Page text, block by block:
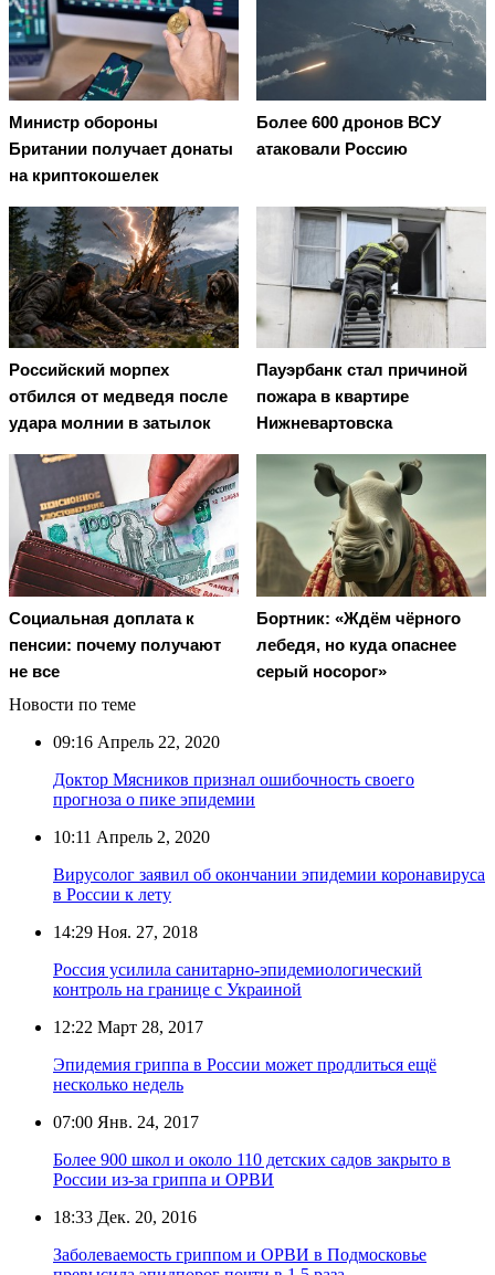
Министр обороны
Британии получает донаты
на криптокошелек
Более 600 дронов ВСУ
атаковали Россию
Российский морпех
отбился от медведя после
удара молнии в затылок
Пауэрбанк стал причиной
пожара в квартире
Нижневартовска
Социальная доплата к
пенсии: почему получают
не все
Бортник: «Ждём чёрного
лебедя, но куда опаснее
серый носорог»
Новости по теме
09:16 Апрель 22, 2020
Доктор Мясников признал ошибочность своего
прогноза о пике эпидемии
10:11 Апрель 2, 2020
Вирусолог заявил об окончании эпидемии коронавируса
в России к лету
14:29 Ноя. 27, 2018
Россия усилила санитарно-эпидемиологический
контроль на границе с Украиной
12:22 Март 28, 2017
Эпидемия гриппа в России может продлиться ещё
несколько недель
07:00 Янв. 24, 2017
Более 900 школ и около 110 детских садов закрыто в
России из-за гриппа и ОРВИ
18:33 Дек. 20, 2016
Заболеваемость гриппом и ОРВИ в Подмосковье